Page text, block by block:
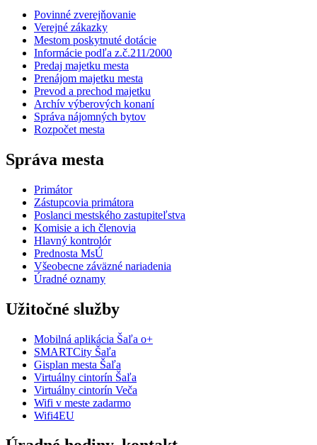
Povinné zverejňovanie
Verejné zákazky
Mestom poskytnuté dotácie
Informácie podľa z.č.211/2000
Predaj majetku mesta
Prenájom majetku mesta
Prevod a prechod majetku
Archív výberových konaní
Správa nájomných bytov
Rozpočet mesta
Správa mesta
Primátor
Zástupcovia primátora
Poslanci mestského zastupiteľstva
Komisie a ich členovia
Hlavný kontrolór
Prednosta MsÚ
Všeobecne záväzné nariadenia
Úradné oznamy
Užitočné služby
Mobilná aplikácia Šaľa o+
SMARTCity Šaľa
Gisplan mesta Šaľa
Virtuálny cintorín Šaľa
Virtuálny cintorín Veča
Wifi v meste zadarmo
Wifi4EU